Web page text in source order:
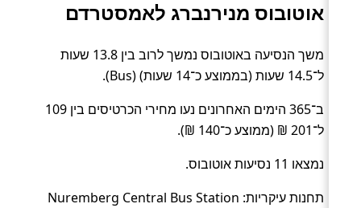
אוטובוס מנירנברג לאמסטרדם
משך הנסיעה באוטובוס נמשך לרוב בין 13.8 שעות
ל־14.5 שעות (בממוצע כ־14 שעות) (Bus).
ב־365 הימים האחרונים נעו מחירי הכרטיסים בין 109
ל־201 ₪ (ממוצע כ־140 ₪).
נמצאו 11 נסיעות אוטובוס.
תחנות עיקריות: Nuremberg Central Bus Station